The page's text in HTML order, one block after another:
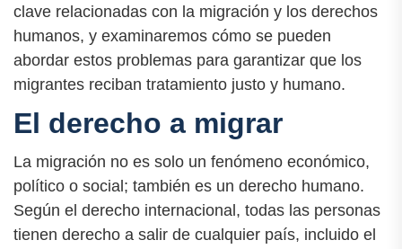
clave relacionadas con la migración y los derechos
humanos, y examinaremos cómo se pueden
abordar estos problemas para garantizar que los
migrantes reciban tratamiento justo y humano.
El derecho a migrar
La migración no es solo un fenómeno económico,
político o social; también es un derecho humano.
Según el derecho internacional, todas las personas
tienen derecho a salir de cualquier país, incluido el